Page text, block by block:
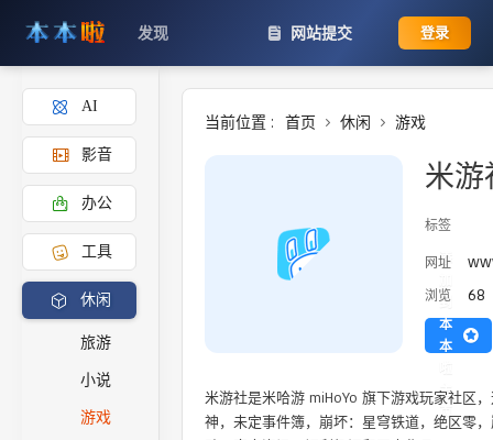
发现 网站提交 登录
AI
影音
办公
工具
休闲
旅游
小说
游戏
当前位置 : 首页 休闲 游戏
米游
标签
网址
浏览 68
添
到
本
本
主
页
米游社是米哈游 miHoYo 旗下游戏玩家社区
神，未定事件簿，崩坏：星穹铁道，绝区零